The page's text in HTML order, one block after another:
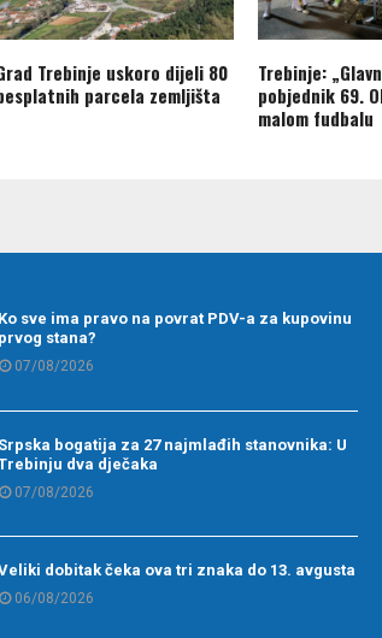
Trebinje uskoro dijeli 80
parcela zemljišta
Trebinje:
pobjednik 69.
malom fudbalu
Ko sve ima pravo na povrat PDV-a za kupovinu
prvog stana?
07/08/2026
Srpska bogatija za 27 najmlađih stanovnika: U
dva dječaka
07/08/2026
dobitak čeka ova tri znaka do 13. avgusta
06/08/2026